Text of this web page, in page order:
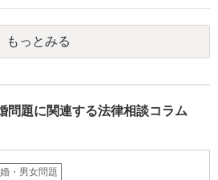
を受ける弁護士は少ない印象はありま
謝料請求する ・婚姻費用を申立て（自分
貞関係を扱っている弁護士であれば通常
費用の申立てについてご自身で対応され
なサポート →離婚事件を扱っている弁護
そのようなサポート業務のみ対応してい
す。
もっとみる
問題に関連する法律相談コラム
・男女問題